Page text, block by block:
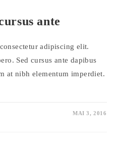
ante
adipiscing elit.
Sed cursus ante dapibus
at nibh elementum imperdiet.
MAI 3, 2016